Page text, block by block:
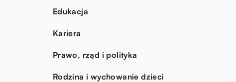
Edukacja
Kariera
Prawo, rząd i polityka
Rodzina i wychowanie dzieci